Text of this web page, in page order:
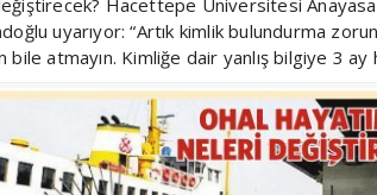
Hacettepe Üniversitesi Anayasa
uyarıyor: “Artık kimlik bulundurma
bile atmayın. Kimliğe dair yanlış bilgiye 3